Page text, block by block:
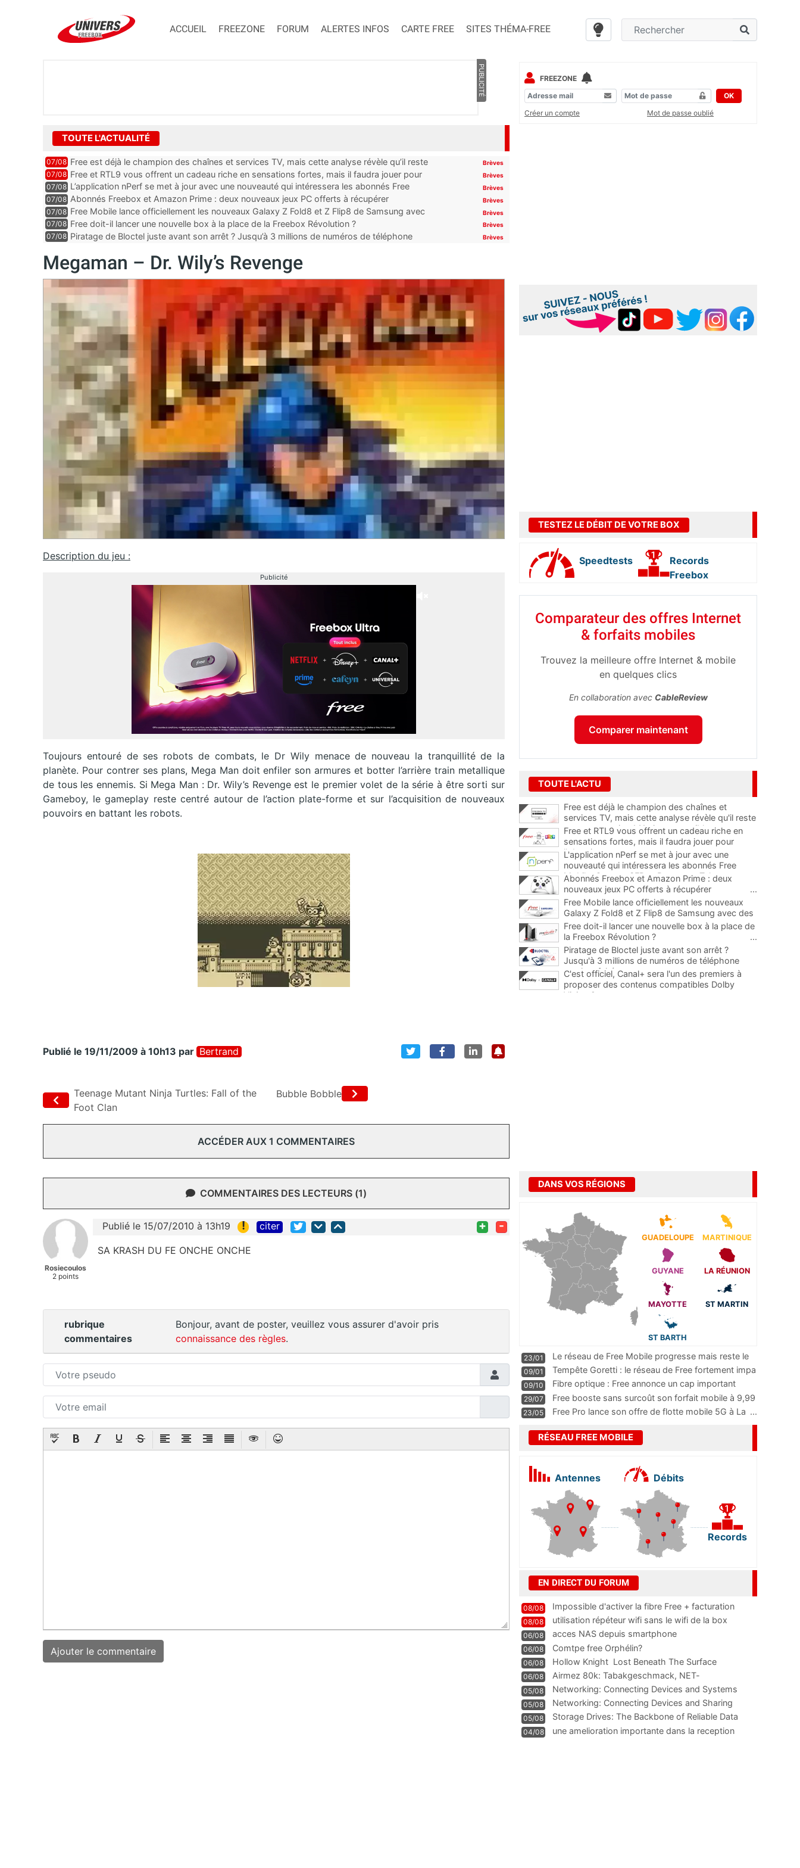
ACCUEIL FREEZONE FORUM ALERTES INFOS CARTE FREE SITES THÉMA-FREE
PUBLICITÉ
TOUTE L'ACTUALITÉ
07/08 Free est déjà le champion des chaînes et services TV, mais cette analyse révèle qu’il reste
encore au moin...
Brèves
07/08 Free et RTL9 vous offrent un cadeau riche en sensations fortes, mais il faudra jouer pour
l’obtenir
Brèves
07/08 L’application nPerf se met à jour avec une nouveauté qui intéressera les abonnés Free
Mobile, Orange, SFR ...
Brèves
07/08 Abonnés Freebox et Amazon Prime : deux nouveaux jeux PC offerts à récupérer Brèves
07/08 Free Mobile lance officiellement les nouveaux Galaxy Z Fold8 et Z Flip8 de Samsung avec
des promos et des cadeaux
Brèves
07/08 Free doit-il lancer une nouvelle box à la place de la Freebox Révolution ? Brèves
07/08 Piratage de Bloctel juste avant son arrêt ? Jusqu’à 3 millions de numéros de téléphone
Brèves
Megaman – Dr. Wily’s Revenge
Description du jeu :
Publicité
Toujours entouré de ses robots de combats, le Dr Wily menace de nouveau la tranquillité de la
planète. Pour contrer ses plans, Mega Man doit enfiler son armures et botter l’arrière train metallique
de tous les ennemis. Si Mega Man : Dr. Wily’s Revenge est le premier volet de la série à être sorti sur
Gameboy, le gameplay reste centré autour de l’action plate-forme et sur l’acquisition de nouveaux
pouvoirs en battant les robots.
Publié le 19/11/2009 à 10h13 par Bertrand
Teenage Mutant Ninja Turtles: Fall of the
Foot Clan
Bubble Bobble
ACCÉDER AUX 1 COMMENTAIRES
COMMENTAIRES DES LECTEURS (1)
Rosiecoulos
2 points
Publié le 15/07/2010 à 13h19 ! citer + -
SA KRASH DU FE ONCHE ONCHE
rubrique
commentaires
Bonjour, avant de poster, veuillez vous assurer d'avoir pris
connaissance des règles.
FREEZONE
OK
Créer un compte
Mot de passe oublié
TESTEZ LE DÉBIT DE VOTRE BOX
Speedtests
Records
Freebox
Comparateur des offres Internet
& forfaits mobiles
Trouvez la meilleure offre Internet & mobile
en quelques clics
En collaboration avec CableReview
Comparer maintenant
TOUTE L'ACTU
Free est déjà le champion des chaînes et
services TV, mais cette analyse révèle qu'il reste
encore au moins 141 ajouts possibles
Free et RTL9 vous offrent un cadeau riche en
sensations fortes, mais il faudra jouer pour
l'obtenir
L'application nPerf se met à jour avec une
nouveauté qui intéressera les abonnés Free
Mobile, Orange, SFR et Bouygues Telecom
Abonnés Freebox et Amazon Prime : deux
nouveaux jeux PC offerts à récupérer
...
Free Mobile lance officiellement les nouveaux
Galaxy Z Fold8 et Z Flip8 de Samsung avec des
promos et des cadeaux
...
Free doit-il lancer une nouvelle box à la place de
la Freebox Révolution ?
...
Piratage de Bloctel juste avant son arrêt ?
Jusqu'à 3 millions de numéros de téléphone
auraient fuité
C'est officiel, Canal+ sera l'un des premiers à
proposer des contenus compatibles Dolby
Vision 2
DANS VOS RÉGIONS
GUADELOUPE MARTINIQUE
GUYANE LA RÉUNION
MAYOTTE ST MARTIN
ST BARTH
23/01
Le réseau de Free Mobile progresse mais reste le
m
...
09/01
Tempête Goretti : le réseau de Free fortement impa
09/10
Fibre optique : Free annonce un cap important
pass
...
29/07
Free booste sans surcoût son forfait mobile à 9,99
23/05 Free Pro lance son offre de flotte mobile 5G à La ...
RÉSEAU FREE MOBILE
Antennes Débits
Records
EN DIRECT DU FORUM
08/08
Impossible d'activer la fibre Free + facturation
résiliation
08/08 utilisation répéteur wifi sans le wifi de la box
06/08 acces NAS depuis smartphone
06/08 Comtpe free Orphélin?
06/08 Hollow Knight  Lost Beneath The Surface
06/08
Airmez 80k: Tabakgeschmack, NET-
Technologie und Leistung im
05/08 Networking: Connecting Devices and Systems
05/08
Networking: Connecting Devices and Sharing
Information
05/08
Storage Drives: The Backbone of Reliable Data
Management
04/08
une amelioration importante dans la reception